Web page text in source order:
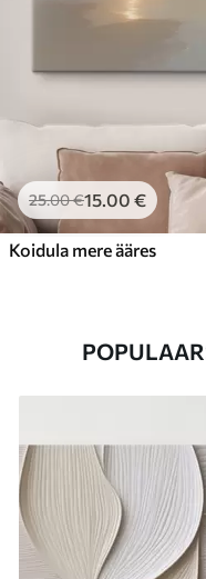
25.00€15.00 €
Koidula mere ääres